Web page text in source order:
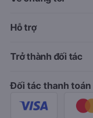
Hỗ trợ
Trở thành đối tác
Đối tác thanh toán